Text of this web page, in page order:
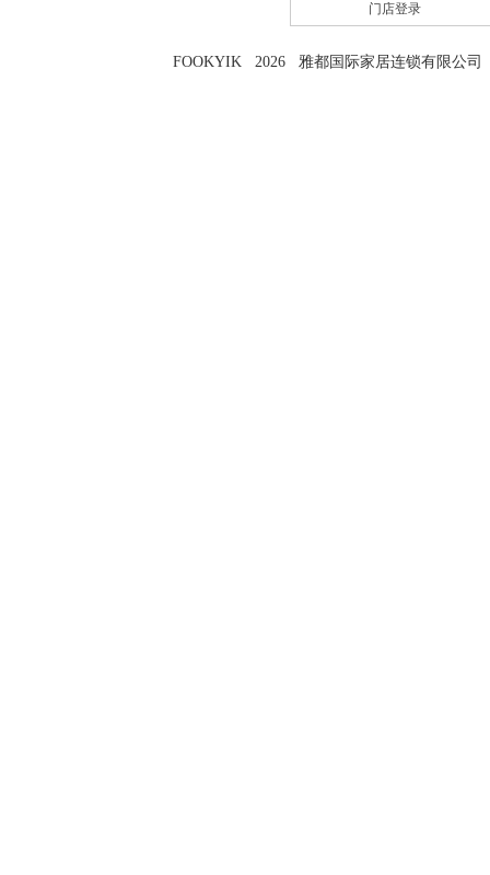
门店登录
FOOKYIK 2026 雅都国际家居连锁有限公司